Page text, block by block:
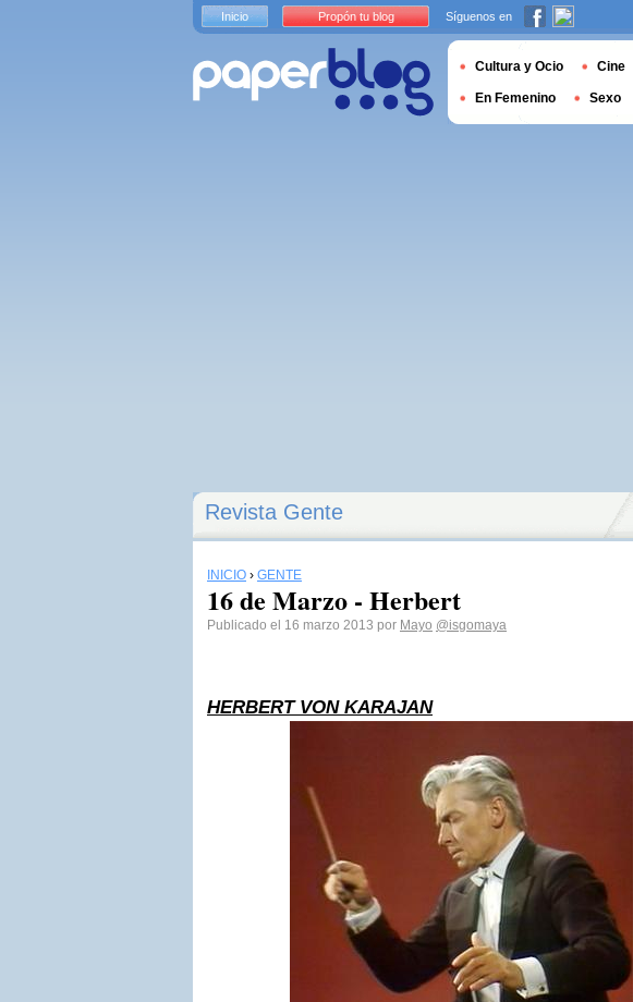
Revista Gente
INICIO › GENTE
16 de Marzo - Herbert
Publicado el 16 marzo 2013 por Mayo @isgomaya
HERBERT VON KARAJAN
Inicio Propón tu blog Síguenos en
Cultura y Ocio Cine
En Femenino Sexo